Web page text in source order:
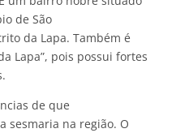
de São
da Lapa. Também é
Lapa”, pois possui fortes
de que
sesmaria na região. O